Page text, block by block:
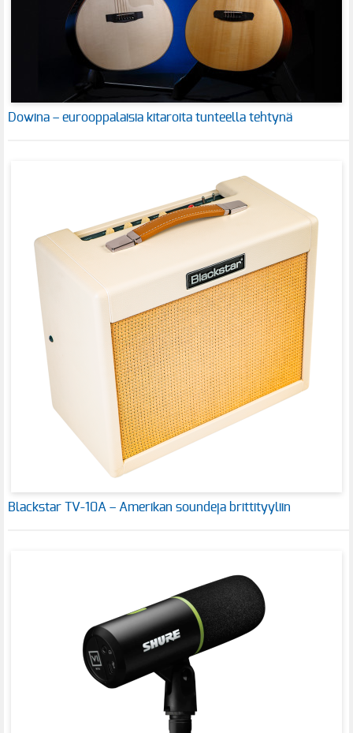
Dowina – eurooppalaisia kitaroita tunteella tehtynä
Blackstar TV-10A – Amerikan soundeja brittityyliin